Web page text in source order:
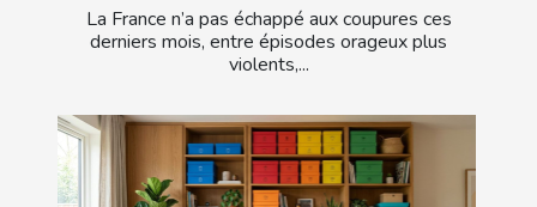
La France n’a pas échappé aux coupures ces
derniers mois, entre épisodes orageux plus
violents,...